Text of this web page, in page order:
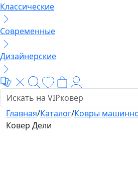
Классические
Современные
Дизайнерские
Главная/Каталог/Ковры
Ковер Дели